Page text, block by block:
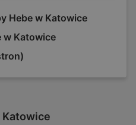
Hebe w Katowice
w Katowice